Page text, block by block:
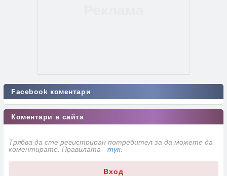
Facebook коментари
Коментари в сайта
Трябва да сте регистриран потребител за да можете да
коментирате. Правилата - тук
Вход